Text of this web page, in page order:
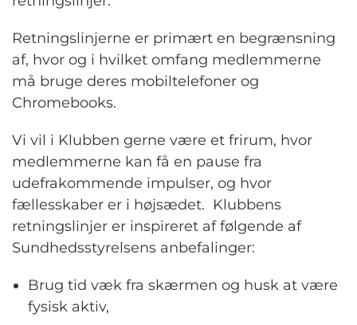
Retningslinjerne er primært en begrænsning
af, hvor og i hvilket omfang medlemmerne
må bruge deres mobiltelefoner og
Chromebooks.
Vi vil i Klubben gerne være et frirum, hvor
medlemmerne kan få en pause fra
udefrakommende impulser, og hvor
fællesskaber er i højsædet. Klubbens
retningslinjer er inspireret af følgende af
Sundhedsstyrelsens anbefalinger:
Brug tid væk fra skærmen og husk at være
fysisk aktiv,